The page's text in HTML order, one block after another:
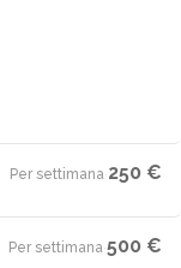
Per settimana·250 €
Per settimana·500 €